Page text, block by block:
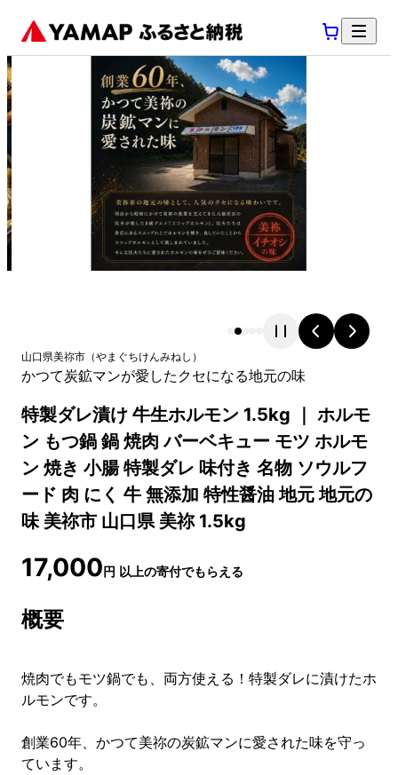
山口県美祢市 （やまぐちけんみねし ）
かつて炭鉱マンが愛したクセになる地元の味
特製ダレ漬け 牛生ホルモン 1.5kg ｜ ホルモ
ン もつ鍋 鍋 焼肉 バーベキュー モツ ホルモ
ン 焼き 小腸 特製ダレ 味付き 名物 ソウルフ
ード 肉 にく 牛 無添加 特性醤油 地元 地元の
味 美祢市 山口県 美祢 1.5kg
17,000円 以上の寄付でもらえる
概要
焼肉でもモツ鍋でも、両方使える！特製ダレに漬けたホ
ルモンです。
創業60年、かつて美祢の炭鉱マンに愛された味を守っ
ています。